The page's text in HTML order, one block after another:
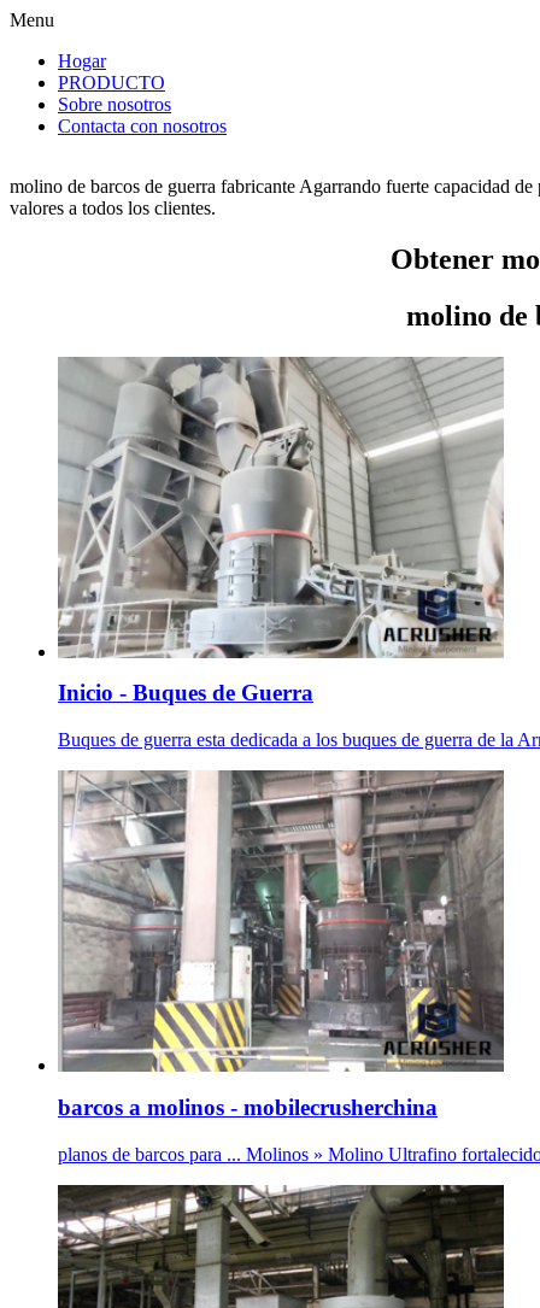
Menu
Hogar
PRODUCTO
Sobre nosotros
Contacta con nosotros
molino de barcos de guerra fabricante Agarrando fuerte capacidad
valores a todos los clientes.
Obtener
molino de
Inicio - Buques de Guerra
Buques de guerra esta dedicada a los buques de guerra de la
barcos a molinos - mobilecrusherchina
planos de barcos para ... Molinos » Molino Ultrafino